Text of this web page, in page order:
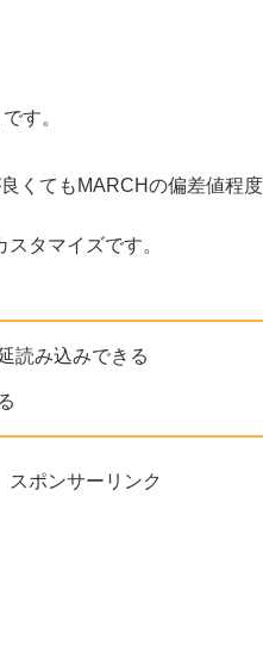
です。
くてもMARCHの偏差値程
タマイズです。
読み込みできる
スポンサーリンク